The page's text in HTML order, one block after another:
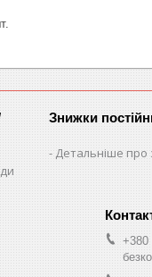
Знижки
Детальніше про
+380